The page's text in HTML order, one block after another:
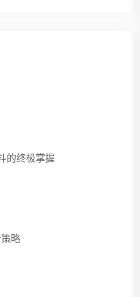
的终极掌握
略